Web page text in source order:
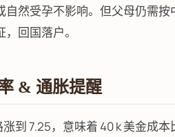
自然受孕不影响。但父母仍需按
回国落户。
& 通胀提醒
到 7.25，意味着 40 k 美金成本